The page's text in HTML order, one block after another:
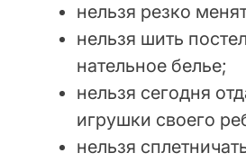
нельзя резко
нельзя шить
нательное белье;
нельзя сегодня
игрушки своего
нельзя